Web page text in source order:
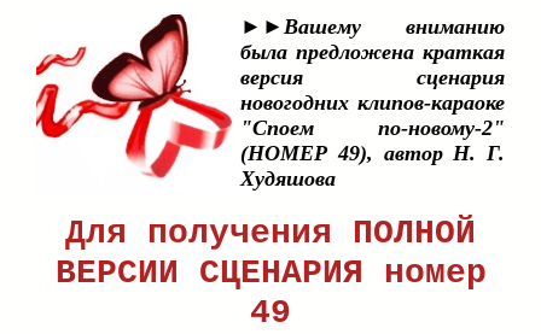
►►Вашему вниманию
была предложена краткая
версия сценария
новогодних клипов-караоке
"Споем по-новому-2"
(НОМЕР 49), автор Н. Г.
Худяшова
Для получения ПОЛНОЙ
ВЕРСИИ СЦЕНАРИЯ номер
49